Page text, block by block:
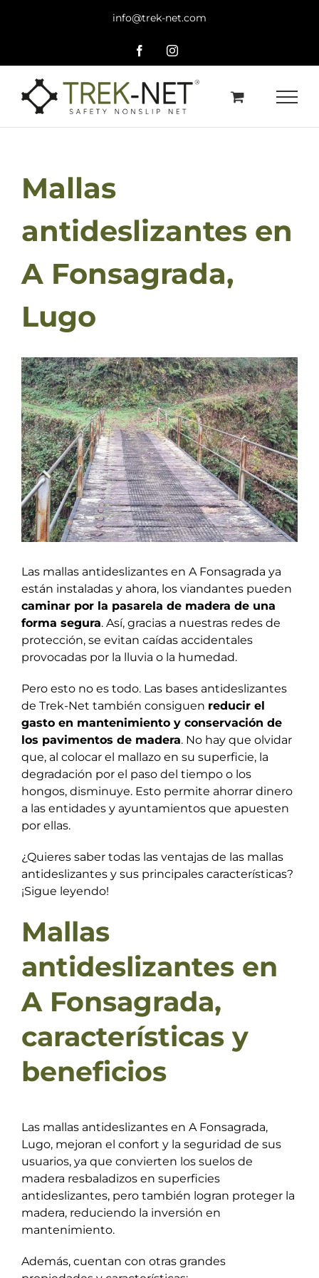
info@trek-net.com
FacebookInstagram
Mallas
antideslizantes en
A Fonsagrada,
Lugo
Ver
imagen
más
grande
Las mallas antideslizantes en A Fonsagrada ya
están instaladas y ahora, los viandantes pueden
caminar por la pasarela de madera de una
forma segura. Así, gracias a nuestras redes de
protección, se evitan caídas accidentales
provocadas por la lluvia o la humedad.
Pero esto no es todo. Las bases antideslizantes
de Trek-Net también consiguen reducir el
gasto en mantenimiento y conservación de
los pavimentos de madera. No hay que olvidar
que, al colocar el mallazo en su superficie, la
degradación por el paso del tiempo o los
hongos, disminuye. Esto permite ahorrar dinero
a las entidades y ayuntamientos que apuesten
por ellas.
¿Quieres saber todas las ventajas de las mallas
antideslizantes y sus principales características?
¡Sigue leyendo!
Mallas
antideslizantes en
A Fonsagrada,
características y
beneficios
Las mallas antideslizantes en A Fonsagrada,
Lugo, mejoran el confort y la seguridad de sus
usuarios, ya que convierten los suelos de
madera resbaladizos en superficies
antideslizantes, pero también logran proteger la
madera, reduciendo la inversión en
mantenimiento.
Además, cuentan con otras grandes